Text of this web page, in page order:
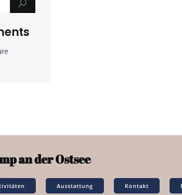
an der Ostsee
Ausstattung Kontakt